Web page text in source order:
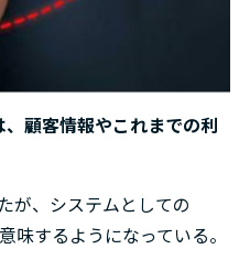
顧客情報やこれまでの利
が、システムとしての
味するようになっている。